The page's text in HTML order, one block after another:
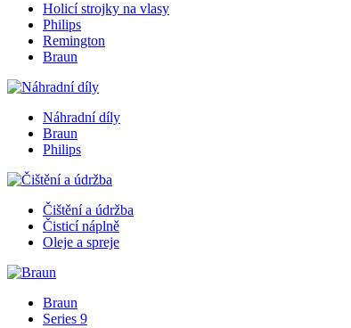
Holicí strojky na vlasy
Philips
Remington
Braun
Náhradní díly
Braun
Philips
Čištění a údržba
Čisticí náplně
Oleje a spreje
Braun
Series 9